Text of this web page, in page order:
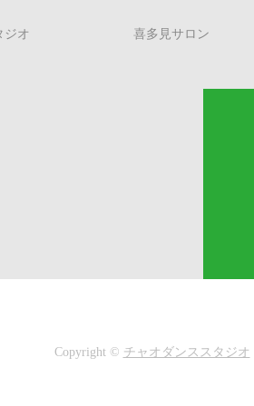
ジオ 喜多見サロン
Copyright © チャオダンススタジオ